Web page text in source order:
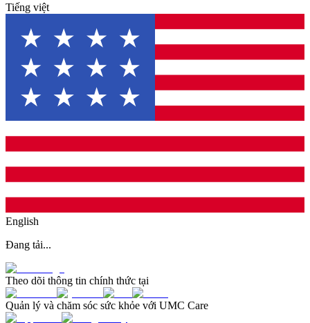
Tiếng việt
English
Đang tải...
Theo dõi thông tin chính thức tại
Quản lý và chăm sóc sức khỏe với UMC Care